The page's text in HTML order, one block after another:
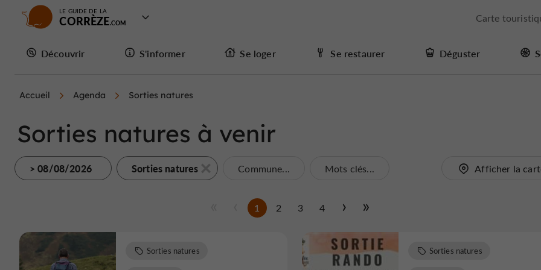
LE GUIDE DE LA
CORRÈZE Carte
Découvrir S'informer Se loger Se restaurer Déguster
Accueil Agenda Sorties natures
Sorties natures à venir
> 08/08/2026 Sorties natures Commune... Mots clés... Afficher la
1 2 3 4
Sorties natures Sorties natures